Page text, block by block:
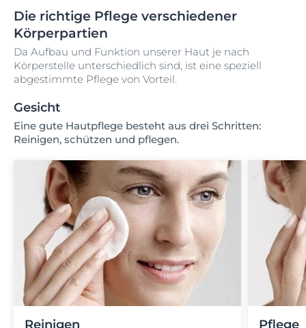
Die richtige Pflege verschiedener
Körperpartien
Da Aufbau und Funktion unserer Haut je nach
Körperstelle unterschiedlich sind, ist eine speziell
abgestimmte Pflege von Vorteil.
Gesicht
Eine gute Hautpflege besteht aus drei Schritten:
Reinigen, schützen und pflegen.
Reinigen Pflege